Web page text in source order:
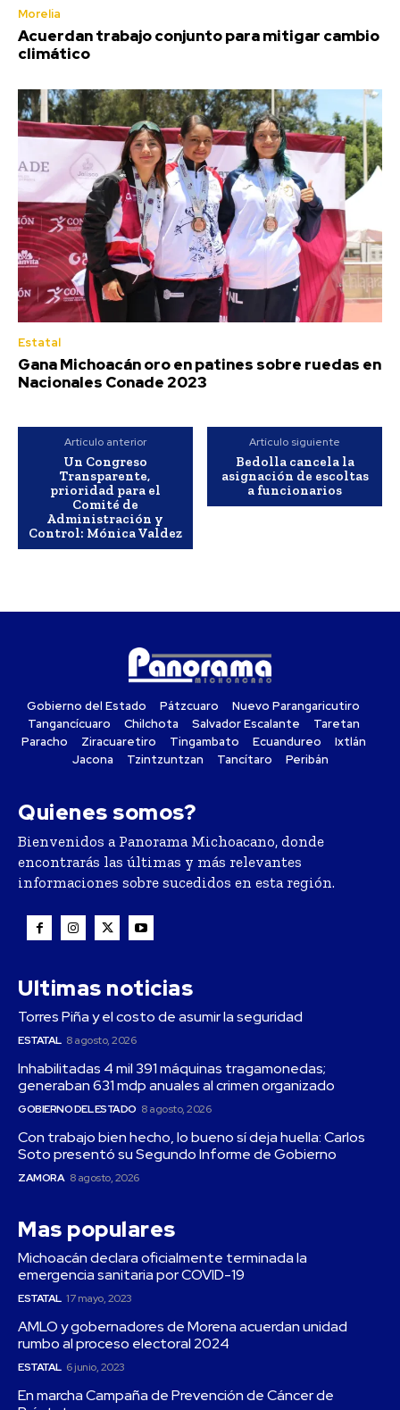
Morelia
Acuerdan trabajo conjunto para mitigar cambio
climático
Estatal
Gana Michoacán oro en patines sobre ruedas en
Nacionales Conade 2023
Artículo anterior
Un Congreso
Transparente,
prioridad para el
Comité de
Administración y
Control: Mónica Valdez
Artículo siguiente
Bedolla cancela la
asignación de escoltas
a funcionarios
Gobierno del Estado Pátzcuaro
Nuevo Parangaricutiro
Tangancícuaro
Chilchota Salvador Escalante
Taretan
Paracho
Ziracuaretiro Tingambato Ecuandureo
Ixtlán
Jacona
Tzintzuntzan Tancítaro Peribán
Quienes somos?
Bienvenidos a Panorama Michoacano, donde
encontrarás las últimas y más relevantes
informaciones sobre sucedidos en esta región.
Ultimas noticias
Torres Piña y el costo de asumir la seguridad
ESTATAL 8 agosto, 2026
Inhabilitadas 4 mil 391 máquinas tragamonedas;
generaban 631 mdp anuales al crimen organizado
GOBIERNO DEL ESTADO 8 agosto, 2026
Con trabajo bien hecho, lo bueno sí deja huella: Carlos
Soto presentó su Segundo Informe de Gobierno
ZAMORA 8 agosto, 2026
Mas populares
Michoacán declara oficialmente terminada la
emergencia sanitaria por COVID-19
ESTATAL 17 mayo, 2023
AMLO y gobernadores de Morena acuerdan unidad
rumbo al proceso electoral 2024
ESTATAL 6 junio, 2023
En marcha Campaña de Prevención de Cáncer de